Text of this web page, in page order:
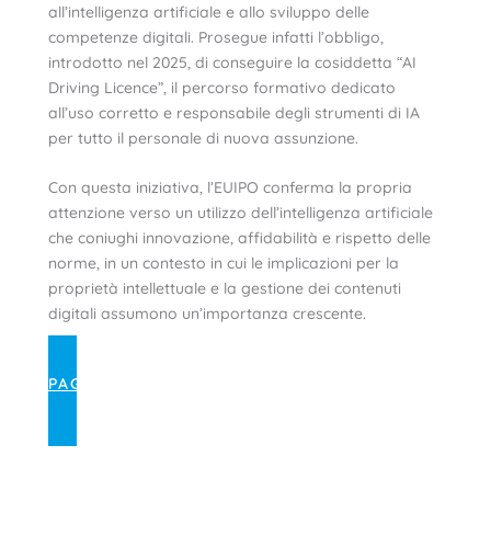
all’intelligenza artificiale e allo sviluppo delle
competenze digitali. Prosegue infatti l’obbligo,
introdotto nel 2025, di conseguire la cosiddetta “AI
Driving Licence”, il percorso formativo dedicato
all’uso corretto e responsabile degli strumenti di IA
per tutto il personale di nuova assunzione.
Con questa iniziativa, l’EUIPO conferma la propria
attenzione verso un utilizzo dell’intelligenza artificiale
che coniughi innovazione, affidabilità e rispetto delle
norme, in un contesto in cui le implicazioni per la
proprietà intellettuale e la gestione dei contenuti
digitali assumono un’importanza crescente.
PAGINA EUIPO DEDICATA